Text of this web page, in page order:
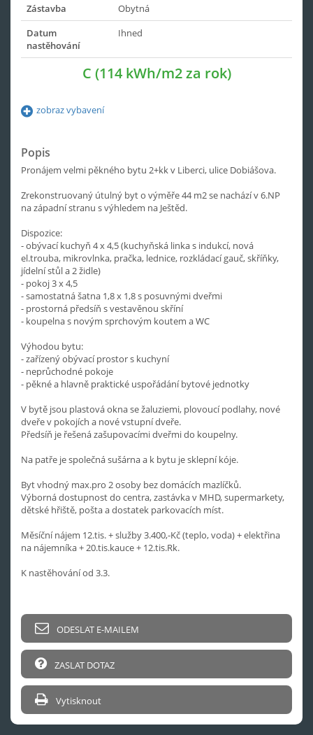
Zástavba
Obytná
Datum
nastěhování
Ihned
C (114 kWh/m2 za rok)
zobraz vybavení
Popis
Pronájem velmi pěkného bytu 2+kk v Liberci, ulice Dobiášova.
Zrekonstruovaný útulný byt o výměře 44 m2 se nachází v 6.NP
na západní stranu s výhledem na Ještěd.
Dispozice:
- obývací kuchyň 4 x 4,5 (kuchyňská linka s indukcí, nová
el.trouba, mikrovlnka, pračka, lednice, rozkládací gauč, skříňky,
jídelní stůl a 2 židle)
- pokoj 3 x 4,5
- samostatná šatna 1,8 x 1,8 s posuvnými dveřmi
- prostorná předsíň s vestavěnou skříní
- koupelna s novým sprchovým koutem a WC
Výhodou bytu:
- zařízený obývací prostor s kuchyní
- neprůchodné pokoje
- pěkné a hlavně praktické uspořádání bytové jednotky
V bytě jsou plastová okna se žaluziemi, plovoucí podlahy, nové
dveře v pokojích a nové vstupní dveře.
Předsíň je řešená zašupovacími dveřmi do koupelny.
Na patře je společná sušárna a k bytu je sklepní kóje.
Byt vhodný max.pro 2 osoby bez domácích mazlíčků.
Výborná dostupnost do centra, zastávka v MHD, supermarkety,
dětské hřiště, pošta a dostatek parkovacích míst.
Měsíční nájem 12.tis. + služby 3.400,-Kč (teplo, voda) + elektřina
na nájemníka + 20.tis.kauce + 12.tis.Rk.
K nastěhování od 3.3.
ODESLAT E-MAILEM
ZASLAT DOTAZ
Vytisknout